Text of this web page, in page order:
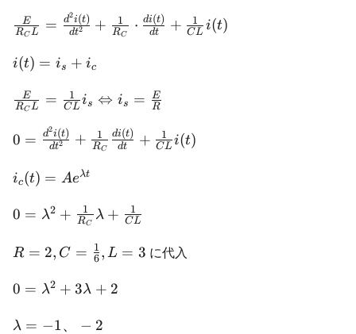
{dt}] +
L\frac{di(t)}
{dt}
\frac{E}
{R_C L} =
\frac{d^2i(t)}
{dt^2} +
\frac{1}
{R_C} \cdot
\frac{di(t)}
{dt} +
\frac{1}
{CL}i(t)
RC L
E = dt2
d2i(t) + RC
1 ⋅ dt
di(t) + CL
1 i(t)
i(t)
i_s
+
i_c
i(t) = is + ic
\frac{E}{R_C
L} = \frac{1}
{CL}i_s
\Leftrightarrow
i_s = \frac{E}
{R}
RC L
E = CL
1 is ⇔ is = R
E
0 = \frac{d^2i(t)}
{dt^2} + \frac{1}
{R_C}\frac{di(t)}
{dt} + \frac{1}
{CL}i(t)
0 = dt2
d2i(t) + RC
1
dt
di(t) + CL
1 i(t)
i_c(t) =
t}
ic(t) = Aeλt
0 = \lambda^2
+ \frac{1}
{R_C}\lambda
{CL}
0 = λ2 + RC
1 λ + CL
1
R = 2,C
\frac{1}
3
R = 2, C = 6
1 , L = 3 に代入
0 =
+
0 = λ2 + 3λ + 2
\lambda
λ = −1、 − 2